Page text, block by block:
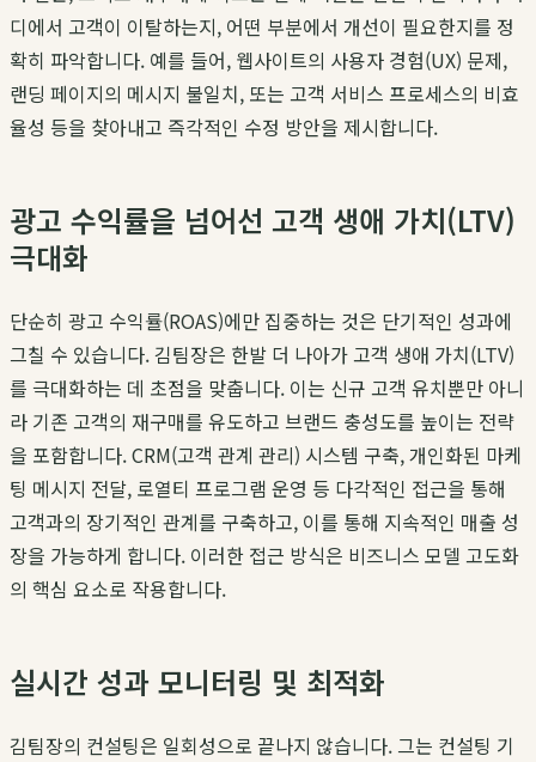
디에서 고객이 이탈하는지, 어떤 부분에서 개선이 필요한지를 정
확히 파악합니다. 예를 들어, 웹사이트의 사용자 경험(UX) 문제,
랜딩 페이지의 메시지 불일치, 또는 고객 서비스 프로세스의 비효
율성 등을 찾아내고 즉각적인 수정 방안을 제시합니다.
광고 수익률을 넘어선 고객 생애 가치(LTV)
극대화
단순히 광고 수익률(ROAS)에만 집중하는 것은 단기적인 성과에
그칠 수 있습니다.김팀장은 한발 더 나아가 고객 생애 가치(LTV)
를 극대화하는 데 초점을 맞춥니다. 이는 신규 고객 유치뿐만 아니
라 기존 고객의 재구매를 유도하고 브랜드 충성도를 높이는 전략
을 포함합니다. CRM(고객 관계 관리) 시스템 구축, 개인화된 마케
팅 메시지 전달, 로열티 프로그램 운영 등 다각적인 접근을 통해
고객과의 장기적인 관계를 구축하고, 이를 통해 지속적인 매출 성
장을 가능하게 합니다. 이러한 접근 방식은 비즈니스 모델 고도화
의 핵심 요소로 작용합니다.
실시간 성과 모니터링 및 최적화
김팀장의 컨설팅은 일회성으로 끝나지 않습니다. 그는 컨설팅 기